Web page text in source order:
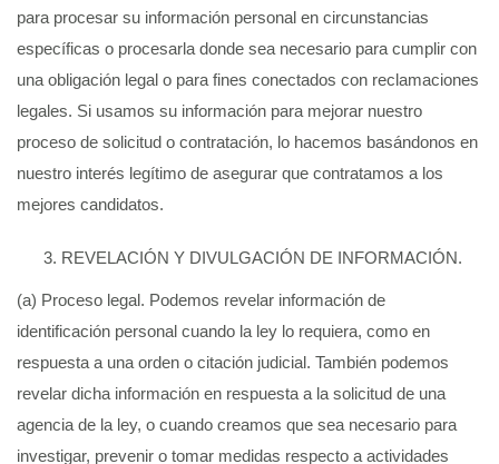
para procesar su información personal en circunstancias
específicas o procesarla donde sea necesario para cumplir con
una obligación legal o para fines conectados con reclamaciones
legales. Si usamos su información para mejorar nuestro
proceso de solicitud o contratación, lo hacemos basándonos en
nuestro interés legítimo de asegurar que contratamos a los
mejores candidatos.
REVELACIÓN Y DIVULGACIÓN DE INFORMACIÓN.
(a) Proceso legal. Podemos revelar información de
identificación personal cuando la ley lo requiera, como en
respuesta a una orden o citación judicial. También podemos
revelar dicha información en respuesta a la solicitud de una
agencia de la ley, o cuando creamos que sea necesario para
investigar, prevenir o tomar medidas respecto a actividades